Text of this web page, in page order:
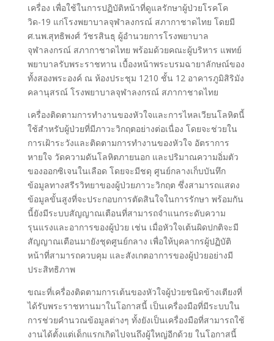
เครื่อง เพื่อใช้ในการปฏิบัติหน้าที่ดูแลรักษาผู้ป่วยโรคโค
วิด-19 แก่โรงพยาบาลจุฬาลงกรณ์ สภากาชาดไทย โดยมี
ศ.นพ.สุทธิพงศ์ วัชรสินธุ ผู้อำนวยการโรงพยาบาล
จุฬาลงกรณ์ สภากาชาดไทย พร้อมด้วยคณะผู้บริหาร แพทย์
พยาบาลรับพระราชทาน เบื้องหน้าพระบรมฉายาลักษณ์ของ
ทั้งสองพระองค์ ณ ห้องประชุม 1210 ชั้น 12 อาคารภูมิสิริมัง
คลานุสรณ์ โรงพยาบาลจุฬาลงกรณ์ สภากาชาดไทย
เครื่องติดตามการทำงานของหัวใจและการไหลเวียนโลหิตนี้
ใช้สำหรับผู้ป่วยที่มีภาวะวิกฤตอย่างต่อเนื่อง โดยจะช่วยใน
การเฝ้าระวังและติดตามการทำงานของหัวใจ อัตราการ
หายใจ วัดความดันโลหิตภายนอก และปริมาณความอิ่มตัว
ของออกซิเจนในเลือด โดยจะมีชดุ ศูนย์กลางเก็บบันทึก
ข้อมูลทางสรีรวิทยาของผู้ป่วยภาวะวิกฤต ซึ่งสามารถแสดง
ข้อมูลขั้นสูงที่จะประกอบการตัดสินใจในการรักษา พร้อมกัน
นี้ยังมีระบบสัญญาณเตือนที่สามารถจำแนกระดับความ
รุนแรงและอาการของผู้ป่วย เช่น เมื่อหัวใจเต้นผิดปกติจะมี
สัญญาณเตือนมายังชุดศูนย์กลาง เพื่อให้บุคลากรผู้ปฏิบัติ
หน้าที่สามารถควบคุม และสังเกตอาการของผู้ป่วยอย่างมี
ประสิทธิภาพ
ขณะที่เครื่องติดตามการเต้นของหัวใจผู้ป่วยชนิดข้างเตียงที่
ได้รับพระราชทานมาในโอกาสนี้ เป็นเครื่องมือที่มีระบบใน
การช่วยคำนวณข้อมูลต่างๆ ทั้งยังเป็นเครื่องมือที่สามารถใช้
งานได้ตั้งแต่เด็กแรกเกิดไปจนถึงผู้ใหญ่อีกด้วย ในโอกาสนี้